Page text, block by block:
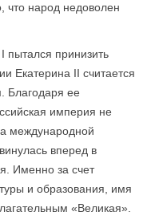
что народ недоволен
пытался принизить
Екатерина II считается
Благодаря ее
империя не
международной
вперед в
Именно за счет
и образования, имя
«Великая».